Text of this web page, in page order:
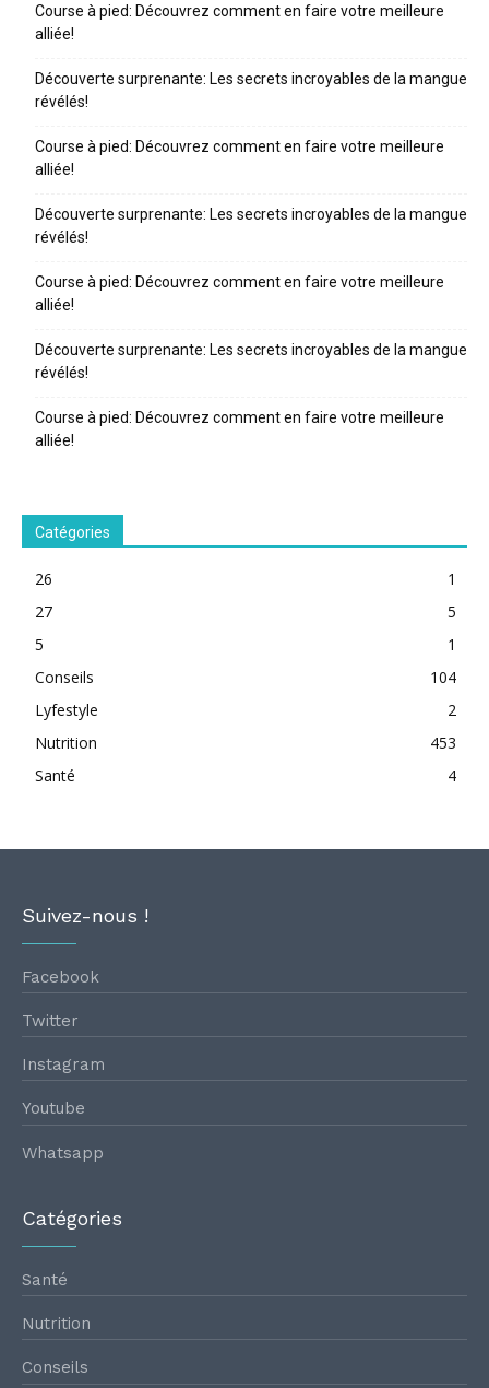
Course à pied: Découvrez comment en faire votre meilleure
alliée!
Découverte surprenante: Les secrets incroyables de la mangue
révélés!
Course à pied: Découvrez comment en faire votre meilleure
alliée!
Découverte surprenante: Les secrets incroyables de la mangue
révélés!
Course à pied: Découvrez comment en faire votre meilleure
alliée!
Découverte surprenante: Les secrets incroyables de la mangue
révélés!
Course à pied: Découvrez comment en faire votre meilleure
alliée!
Catégories
26
1
27
5
5
1
Conseils
104
Lyfestyle
2
Nutrition
453
Santé
4
Suivez-nous !
Facebook
Twitter
Instagram
Youtube
Whatsapp
Catégories
Santé
Nutrition
Conseils